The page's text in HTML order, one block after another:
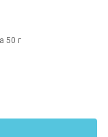
50 г